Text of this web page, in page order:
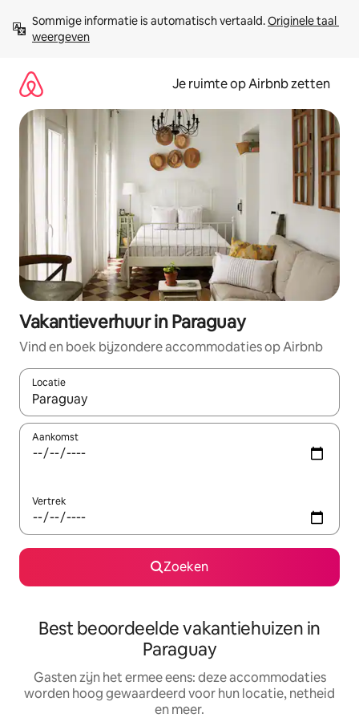
direct
naar
Sommige informatie is automatisch vertaald. Originele taal
weergeven
Je ruimte op Airbnb zetten
Vakantieverhuur in Paraguay
Vind en boek bijzondere accommodaties op Airbnb
Locatie
Wanneer er suggesties beschikbaar zijn, maak je een keuze
Aankomst
Vertrek
Zoeken
Best beoordeelde vakantiehuizen in
Paraguay
Gasten zijn het ermee eens: deze accommodaties
worden hoog gewaardeerd voor hun locatie, netheid
en meer.